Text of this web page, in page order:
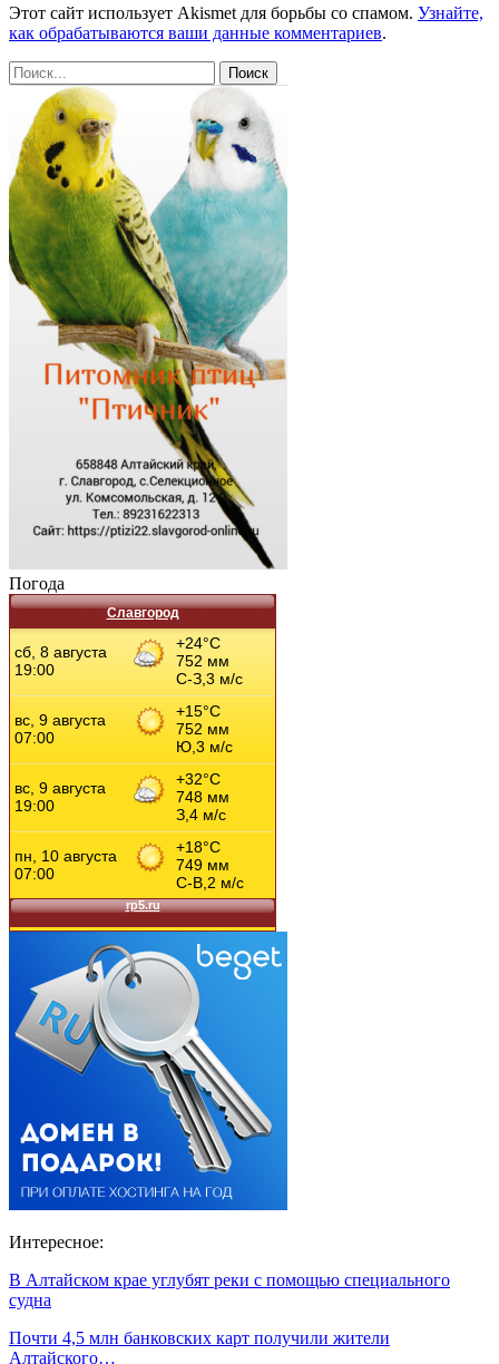
Этот сайт использует Akismet для борьбы со спамом. Узнайте,
как обрабатываются ваши данные комментариев.
Погода
Славгород
Интересное:
В Алтайском крае углубят реки с помощью специального
судна
Почти 4,5 млн банковских карт получили жители
Алтайского…